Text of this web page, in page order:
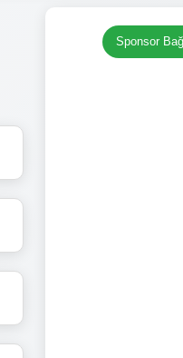
Sponsor